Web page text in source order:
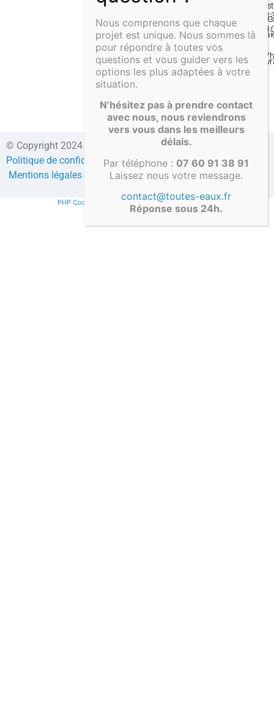
&
© Copyright 2024 Direct-fosses.com Tous droits réservés –
Politique de confidentialité –Formulaire de contact– CGV
Mentions légales
Compte client
PHP Code Snippets Powered By : XYZScripts.com
Nous comprenons que chaque
projet est unique. Nous sommes là
pour répondre à toutes vos
questions et vous guider vers les
options les plus adaptées à votre
situation.
N’hésitez pas à prendre contact
avec nous, nous reviendrons
vers vous dans les meilleurs
délais.
Par téléphone : 07 60 91 38 91
Laissez nous votre message.
contact@toutes-eaux.fr
Réponse sous 24h.